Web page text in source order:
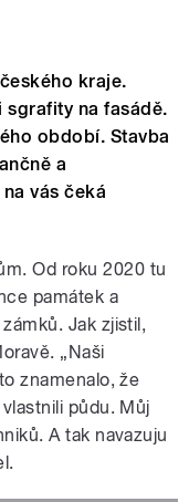
kraje.
sgrafity na fasádě.
období. Stavba
a
vás čeká
Od roku 2020 tu
památek a
Jak zjistil,
„Naši
znamenalo, že
půdu. Můj
A tak navazuju